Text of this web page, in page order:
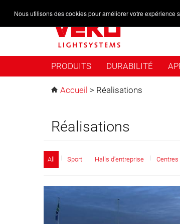
PRODUITS DURABILITÉ
Accueil > Réalisations
Réalisations
All Sport Halls d'entreprise
Nous utilisons des cookies pour améliorer votre expérience